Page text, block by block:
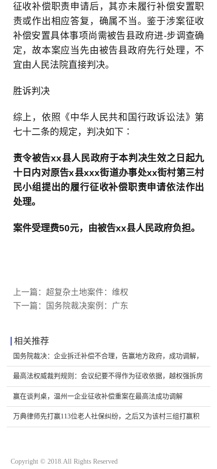
征收补偿职责申请后，其亦未履行补偿安置职
责或作出相应答复，确属不当。鉴于涉案征收
补偿安置具体事项尚需被告县政府进-步调查确
定，故本案应当先由被告县政府先行处理，不
宜由人民法院直接判决。
胜诉判决
综上，依照《中华人民共和国行政诉讼法》第
七十二条的规定，判决如下∶
责令被告xx县人民政府于本判决生效之日起九
十日内对原告x县xxx街道办事处xx街村第三村
民小组提出的履行征收补偿职责申请依法作出
处理。
案件受理费50元，由被告xx县人民政府负担。
上一篇： 超复杂土地案件：维权
下一篇：
国务院裁决案例：广东
相关推荐
国务院裁决：企业拆迁补偿不合理，告赢地方政府，成功调解，
老板笑了
最高法权威裁判规则：会议纪要不得作为征收依据，越权强拆房
屋违法
赢在谈判桌，温州一企业征收补偿重案在最高法成功调解
万典律师先打赢113位老人社保纠纷，之后又为该村三组打赢积
压十年土地补偿案件
Copyright © 2018.All Rights Reserved